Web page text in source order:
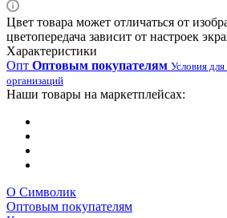
Цвет товара может отличаться от
цветопередача зависит от настроек
Характеристики
Опт Оптовым покупателям Условия
организаций
Наши товары на маркетплейсах:
О Символик
Оптовым покупателям